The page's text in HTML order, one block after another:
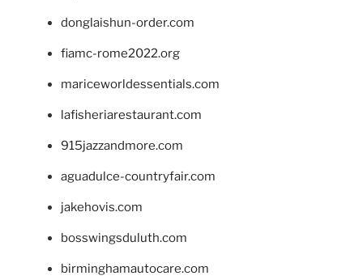
donglaishun-order.com
fiamc-rome2022.org
mariceworldessentials.com
lafisheriarestaurant.com
915jazzandmore.com
aguadulce-countryfair.com
jakehovis.com
bosswingsduluth.com
birminghamautocare.com